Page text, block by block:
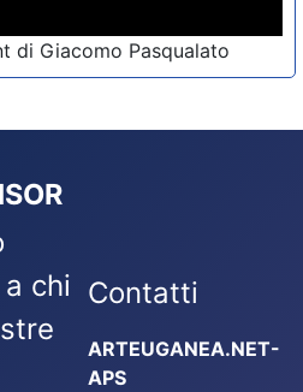
di Giacomo Pasqualato
chi Contatti
ARTEUGANEA.NET-
APS